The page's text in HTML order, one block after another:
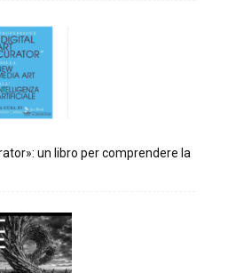
un libro per comprendere la